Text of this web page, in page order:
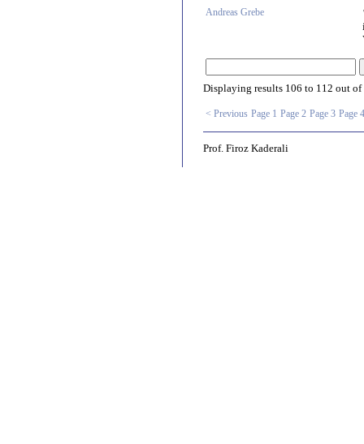
Andreas Grebe
Displaying results 106 to 112 out of
< Previous Page 1 Page 2 Page 3 Page 4
Prof. Firoz Kaderali